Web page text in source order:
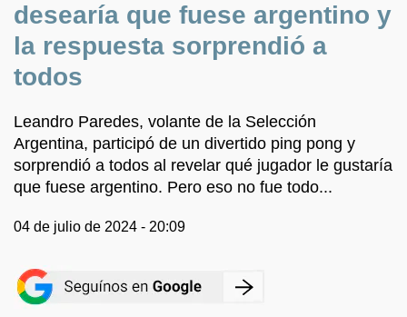
desearía que fuese argentino y
la respuesta sorprendió a
todos
Leandro Paredes, volante de la Selección
Argentina, participó de un divertido ping pong y
sorprendió a todos al revelar qué jugador le gustaría
que fuese argentino. Pero eso no fue todo...
04 de julio de 2024 - 20:09